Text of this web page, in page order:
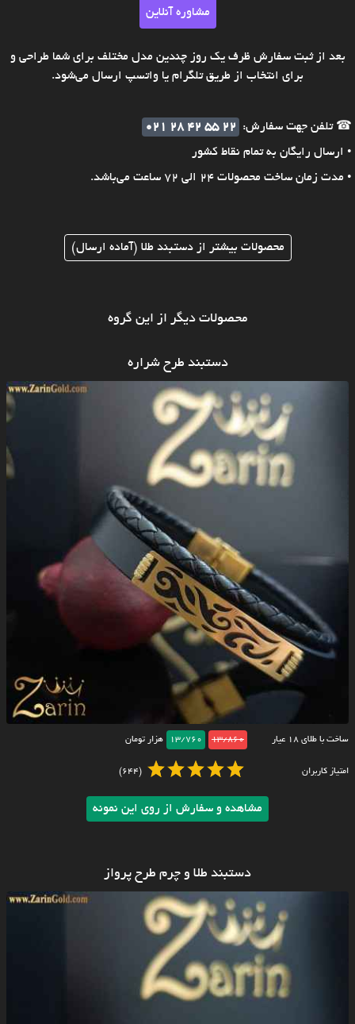
مشاوره آنلاین
بعد از ثبت سفارش ظرف یک روز چندین مدل مختلف برای شما طراحی و
برای انتخاب از طریق تلگرام یا واتسپ ارسال می‌شود.
☎ تلفن جهت سفارش:
021 28 42 55 22
• ارسال رایگان به تمام نقاط کشور
• مدت زمان ساخت محصولات 24 الی 72 ساعت می‌باشد.
محصولات بیشتر از دستبند طلا (آماده ارسال)
محصولات دیگر از این گروه
دستبند طرح شراره
ساخت با طلای ۱۸ عیار 13/860
13/760 هزار تومان
امتیاز کاربران (644)
مشاهده و سفارش از روی این نمونه
دستبند طلا و چرم طرح پرواز